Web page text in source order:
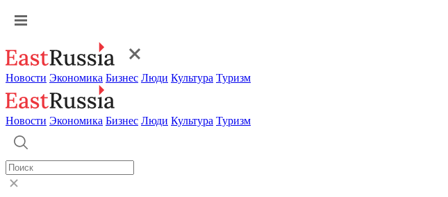
Новости Экономика Бизнес Люди Культура Туризм
Новости Экономика Бизнес Люди Культура Туризм